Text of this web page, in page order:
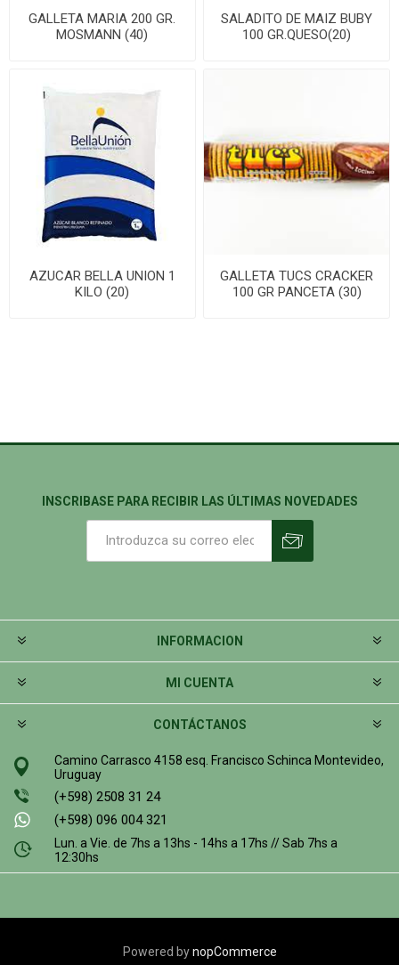
GALLETA MARIA 200 GR.
MOSMANN (40)
SALADITO DE MAIZ BUBY
100 GR.QUESO(20)
AZUCAR BELLA UNION 1
KILO (20)
GALLETA TUCS CRACKER
100 GR PANCETA (30)
INSCRIBASE PARA RECIBIR LAS ÚLTIMAS NOVEDADES
INFORMACION
MI CUENTA
CONTÁCTANOS
Camino Carrasco 4158 esq. Francisco Schinca Montevideo,
Uruguay
(+598) 2508 31 24
(+598) 096 004 321
Lun. a Vie. de 7hs a 13hs - 14hs a 17hs // Sab 7hs a
12:30hs
Powered bynopCommerce